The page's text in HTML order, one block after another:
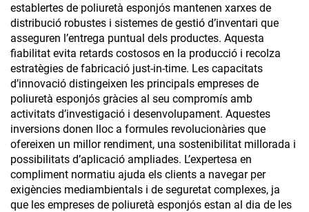
establertes de poliuretà esponjós mantenen xarxes de
distribució robustes i sistemes de gestió d’inventari que
asseguren l’entrega puntual dels productes. Aquesta
fiabilitat evita retards costosos en la producció i recolza
estratègies de fabricació just-in-time. Les capacitats
d’innovació distingeixen les principals empreses de
poliuretà esponjós gràcies al seu compromís amb
activitats d’investigació i desenvolupament. Aquestes
inversions donen lloc a formules revolucionàries que
ofereixen un millor rendiment, una sostenibilitat millorada i
possibilitats d’aplicació ampliades. L’expertesa en
compliment normatiu ajuda els clients a navegar per
exigències mediambientals i de seguretat complexes, ja
que les empreses de poliuretà esponjós estan al dia de les